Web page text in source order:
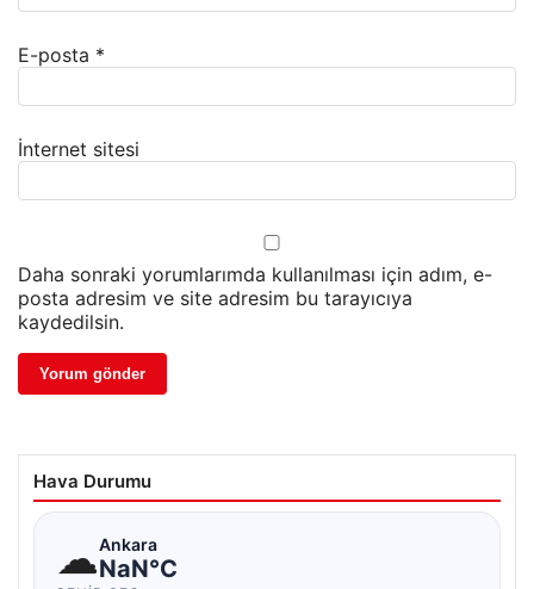
E-posta *
İnternet sitesi
Daha sonraki yorumlarımda kullanılması için adım, e-
posta adresim ve site adresim bu tarayıcıya
kaydedilsin.
Hava Durumu
☁Ankara
NaN°C